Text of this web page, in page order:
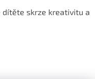
dítěte skrze kreativitu a